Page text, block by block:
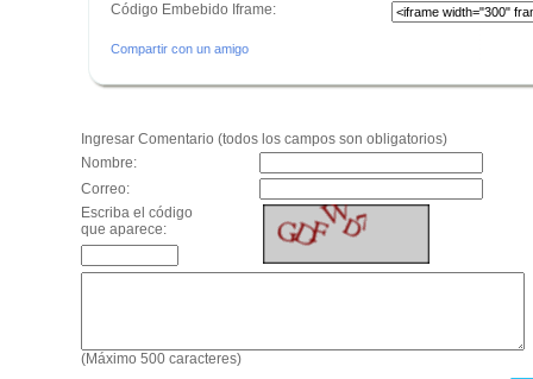
Código Embebido Iframe:
Compartir con un amigo
Ingresar Comentario (todos los campos son obligatorios)
Nombre:
Correo:
Escriba el código
que aparece:
(Máximo 500 caracteres)